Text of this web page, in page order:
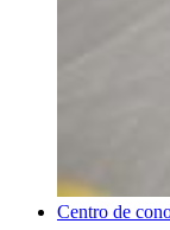
Centro de